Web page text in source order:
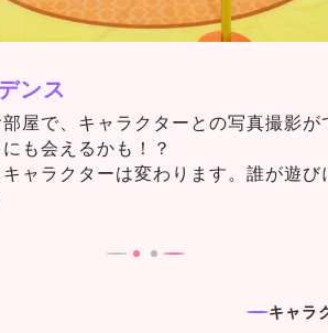
ンス
屋で、キャラクターとの写真撮影が
も会えるかも！？
ャラクターは変わります。誰が遊び
キャラ